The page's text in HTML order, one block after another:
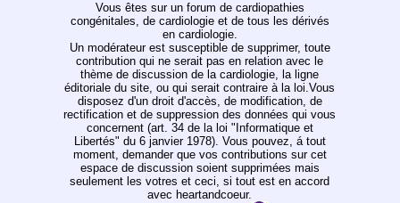
Vous êtes sur un forum de cardiopathies
congénitales, de cardiologie et de tous les dérivés
en cardiologie.
Un modérateur est susceptible de supprimer, toute
contribution qui ne serait pas en relation avec le
thème de discussion de la cardiologie, la ligne
éditoriale du site, ou qui serait contraire à la loi.Vous
disposez d'un droit d'accès, de modification, de
rectification et de suppression des données qui vous
concernent (art. 34 de la loi "Informatique et
Libertés" du 6 janvier 1978). Vous pouvez, á tout
moment, demander que vos contributions sur cet
espace de discussion soient supprimées mais
seulement les votres et ceci, si tout est en accord
avec heartandcoeur.